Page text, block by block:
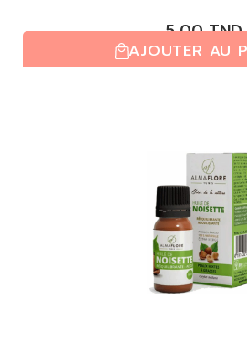
5,00TND
(0,0/
AJOUTER AU